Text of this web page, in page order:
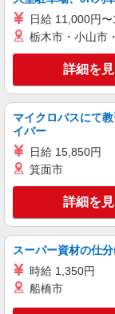
派遣社員
紹介予定派遣
株式会社シエロ
祝
日給 11,000円
栃木市・小山市
詳細を
マイクロバスにて
イバー
日給 15,850円
箕面市
詳細を
スーパー資材の仕
時給 1,350円
船橋市